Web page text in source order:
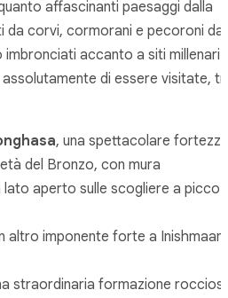
affascinanti paesaggi dalla
da corvi, cormorani e pecoroni dal
accanto a siti millenari
di essere visitate,
, una spettacolare fortezza
del Bronzo, con mura
aperto sulle scogliere a picco
altro imponente forte a Inishmaan,
straordinaria formazione